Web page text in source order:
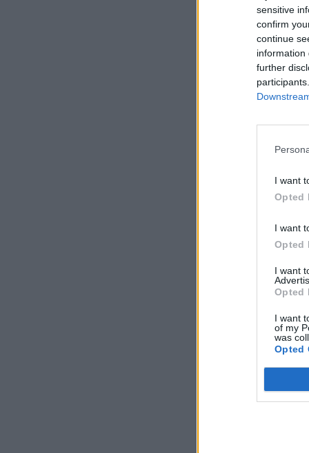
sensitive
confirm
continue
information
further
I want
Opted
I want
Opted
I want
Opted
I want
of my
was
Opted